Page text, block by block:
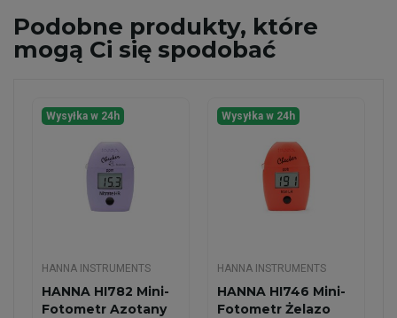
Podobne produkty, które
mogą Ci się spodobać
Wysyłka w 24h
HANNA INSTRUMENTS
HANNA HI782 Mini-
Fotometr Azotany
Wysyłka w 24h
HANNA INSTRUMENTS
HANNA HI746 Mini-
Fotometr Żelazo